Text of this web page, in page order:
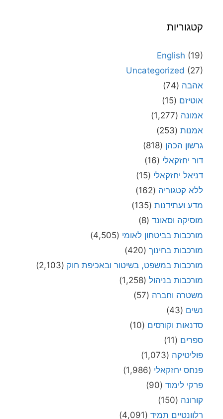
קטגוריות
English (19)
Uncategorized (27)
אהבה (74)
אוטיזם (15)
אמונה (1,277)
אמנות (253)
גרשון הכהן (818)
דור יחזקאלי (16)
דניאל יחזקאלי (15)
ללא קטגוריה (162)
מדע ועתידנות (135)
מוסיקה וסאונד (8)
מורכבות בביטחון לאומי (4,505)
מורכבות בחינוך (420)
מורכבות במשפט, בשיטור ובאכיפת חוק (2,103)
מורכבות בניהול (1,258)
משטרה וחברה (57)
נשים (43)
סדנאות וקורסים (10)
ספרים (11)
פוליטיקה (1,073)
פנחס יחזקאלי (1,986)
פרקי לימוד (90)
קורונה (150)
רלוונטיים תמיד (4,091)